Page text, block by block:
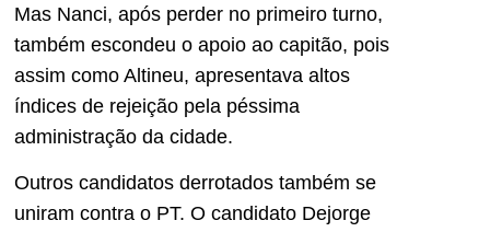
Mas Nanci, após perder no primeiro turno,
também escondeu o apoio ao capitão, pois
assim como Altineu, apresentava altos
índices de rejeição pela péssima
administração da cidade.
Outros candidatos derrotados também se
uniram contra o PT. O candidato Dejorge